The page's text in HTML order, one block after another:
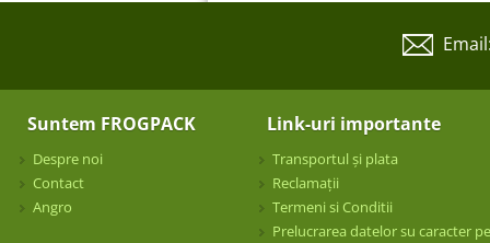
Suntem FROGPACK
Despre noi
Contact
Angro
Link-uri importante
Transportul și plata
Reclamații
Termeni si Conditii
Prelucrarea datelor su caracter